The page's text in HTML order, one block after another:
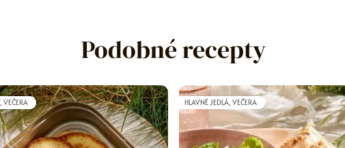
Podobné recepty
VEČERA HLAVNÉ JEDLÁ, VEČERA